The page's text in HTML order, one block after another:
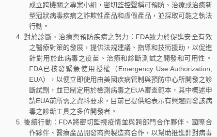
成立跨機關之專案小組，密切監控聲稱可預防、治療或治癒新
型冠狀病毒疾病之詐欺性產品和虛假產品，並採取可能之執法
行動。
對於診斷、治療與預防疾病之努力：FDA致力於促進安全有效
之醫療對策的發展，提供法規建議、指導和技術援助，以促進
針對用於此病毒之疫苗、治療和診斷測試之開發和可用性。
FDA已核發緊急使用授權（Emergency Use Authorization,
EUA），以便立即使用由美國疾病管制與預防中心所開發之診
斷試劑，並已制定用於檢測病毒之EUA審查範本，其中概述申
請EUA前所需之資料要求，目前已提供給表示有興趣開發該病
毒之診斷工具之多位開發者。
後續行動：FDA將密切監視疫情並與跨部門合作夥伴、國際合
作夥伴、醫療產品開發商與製造商合作，以幫助推進針對病毒